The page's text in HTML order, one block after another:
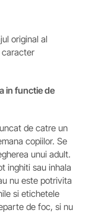
original al
caracter
in functie de
de catre un
copiilor. Se
unui adult.
inghiti sau inhala
nu este potrivita
si etichetele
de foc, si nu